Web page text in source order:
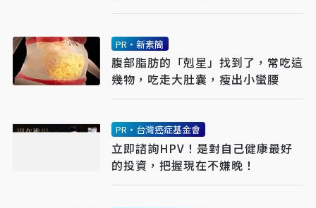
PR・新素簡
腹部脂肪的「剋星」找到了，常吃這
幾物，吃走大肚囊，瘦出小蠻腰
PR・台灣癌症基金會
立即諮詢HPV！是對自己健康最好
的投資，把握現在不嫌晚！